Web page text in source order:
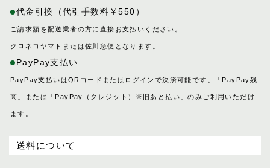
代金引換（代引手数料￥550）
ご請求額を配送業者の方に直接お支払いください。
クロネコヤマトまたは佐川急便となります。
PayPay支払い
PayPay支払いはQRコードまたはログインで決済可能です。「PayPay残
高」または「PayPay（クレジット）※旧あと払い」のみご利用いただけ
ます。
送料について